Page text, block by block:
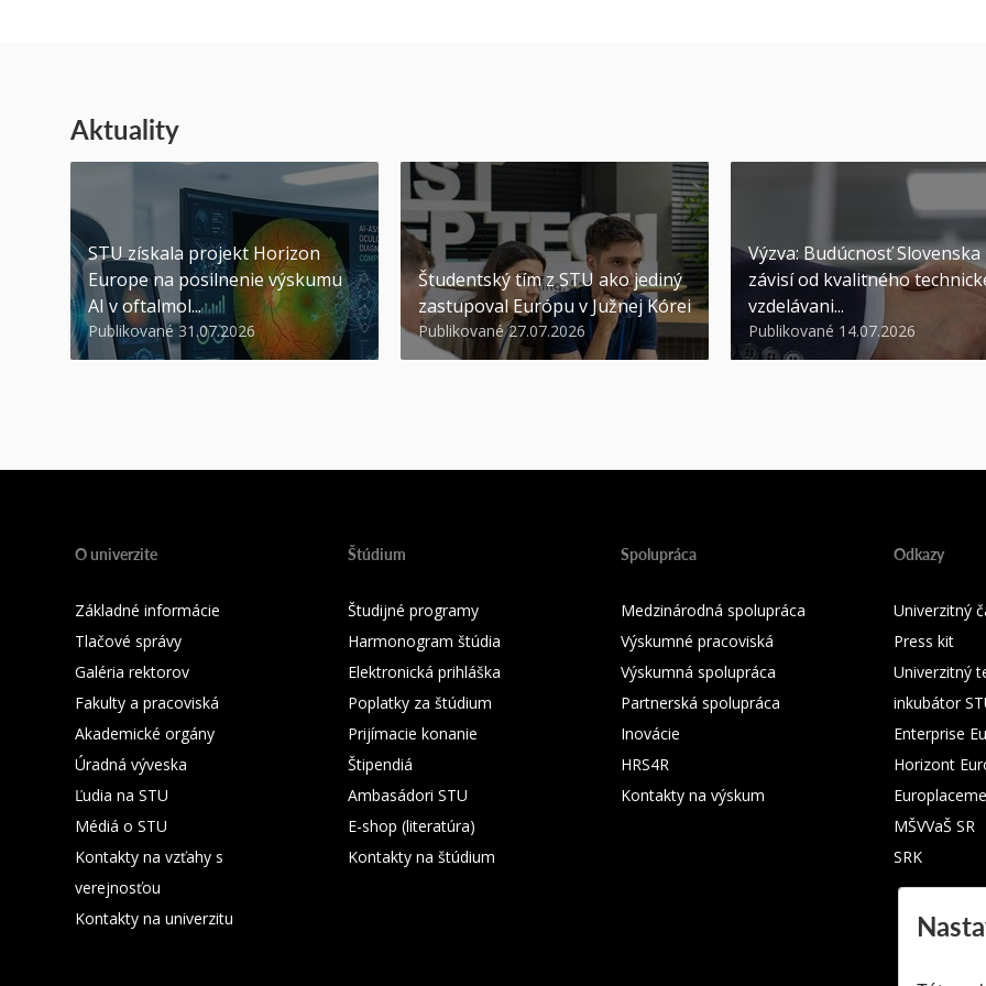
Aktuality
STU získala projekt Horizon
Europe na posilnenie výskumu
AI v oftalmol...
Publikované 31.07.2026
Študentský tím z STU ako jediný
zastupoval Európu v Južnej Kórei
Publikované 27.07.2026
Výzva: Budúcnosť Slovenska
závisí od kvalitného
vzdelávani...
Publikované 14.07.2026
O univerzite
Základné informácie
Tlačové správy
Galéria rektorov
Fakulty a pracoviská
Akademické orgány
Úradná výveska
Ľudia na STU
Médiá o STU
Kontakty na vzťahy s
verejnosťou
Kontakty na univerzitu
Štúdium
Študijné programy
Harmonogram štúdia
Elektronická prihláška
Poplatky za štúdium
Prijímacie konanie
Štipendiá
Ambasádori STU
E-shop (literatúra)
Kontakty na štúdium
Spolupráca
Medzinárodná spolupráca
Výskumné pracoviská
Výskumná spolupráca
Partnerská spolupráca
Inovácie
HRS4R
Kontakty na výskum
Odkazy
Univerzitný
Press kit
Univerzitný
inkubátor
Enterprise
Horizont
MŠVVaŠ SR
SRK